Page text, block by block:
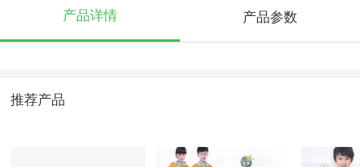
产品详情 产品参数
推荐产品